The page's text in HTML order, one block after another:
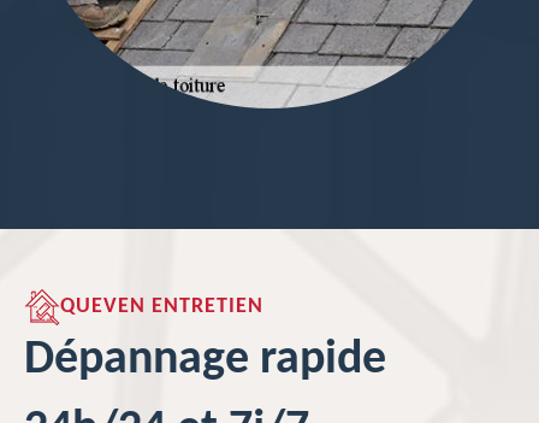
QUEVEN ENTRETIEN
Dépannage rapide